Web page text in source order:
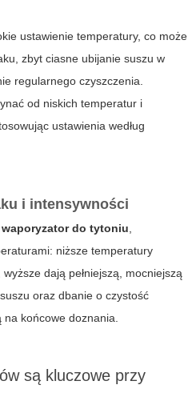
ustawienie temperatury, co może
zbyt ciasne ubijanie suszu w
regularnego czyszczenia.
od niskich temperatur i
ustawienia według
i intensywności
waporyzator do tytoniu
niższe temperatury
dają pełniejszą, mocniejszą
oraz dbanie o czystość
na końcowe doznania.
są kluczowe przy